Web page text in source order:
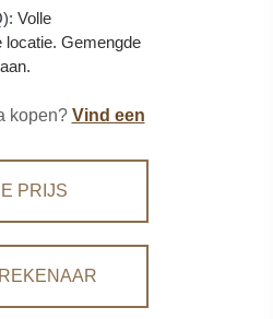
Volle
locatie. Gemengde
kopen? Vind een
PRIJS